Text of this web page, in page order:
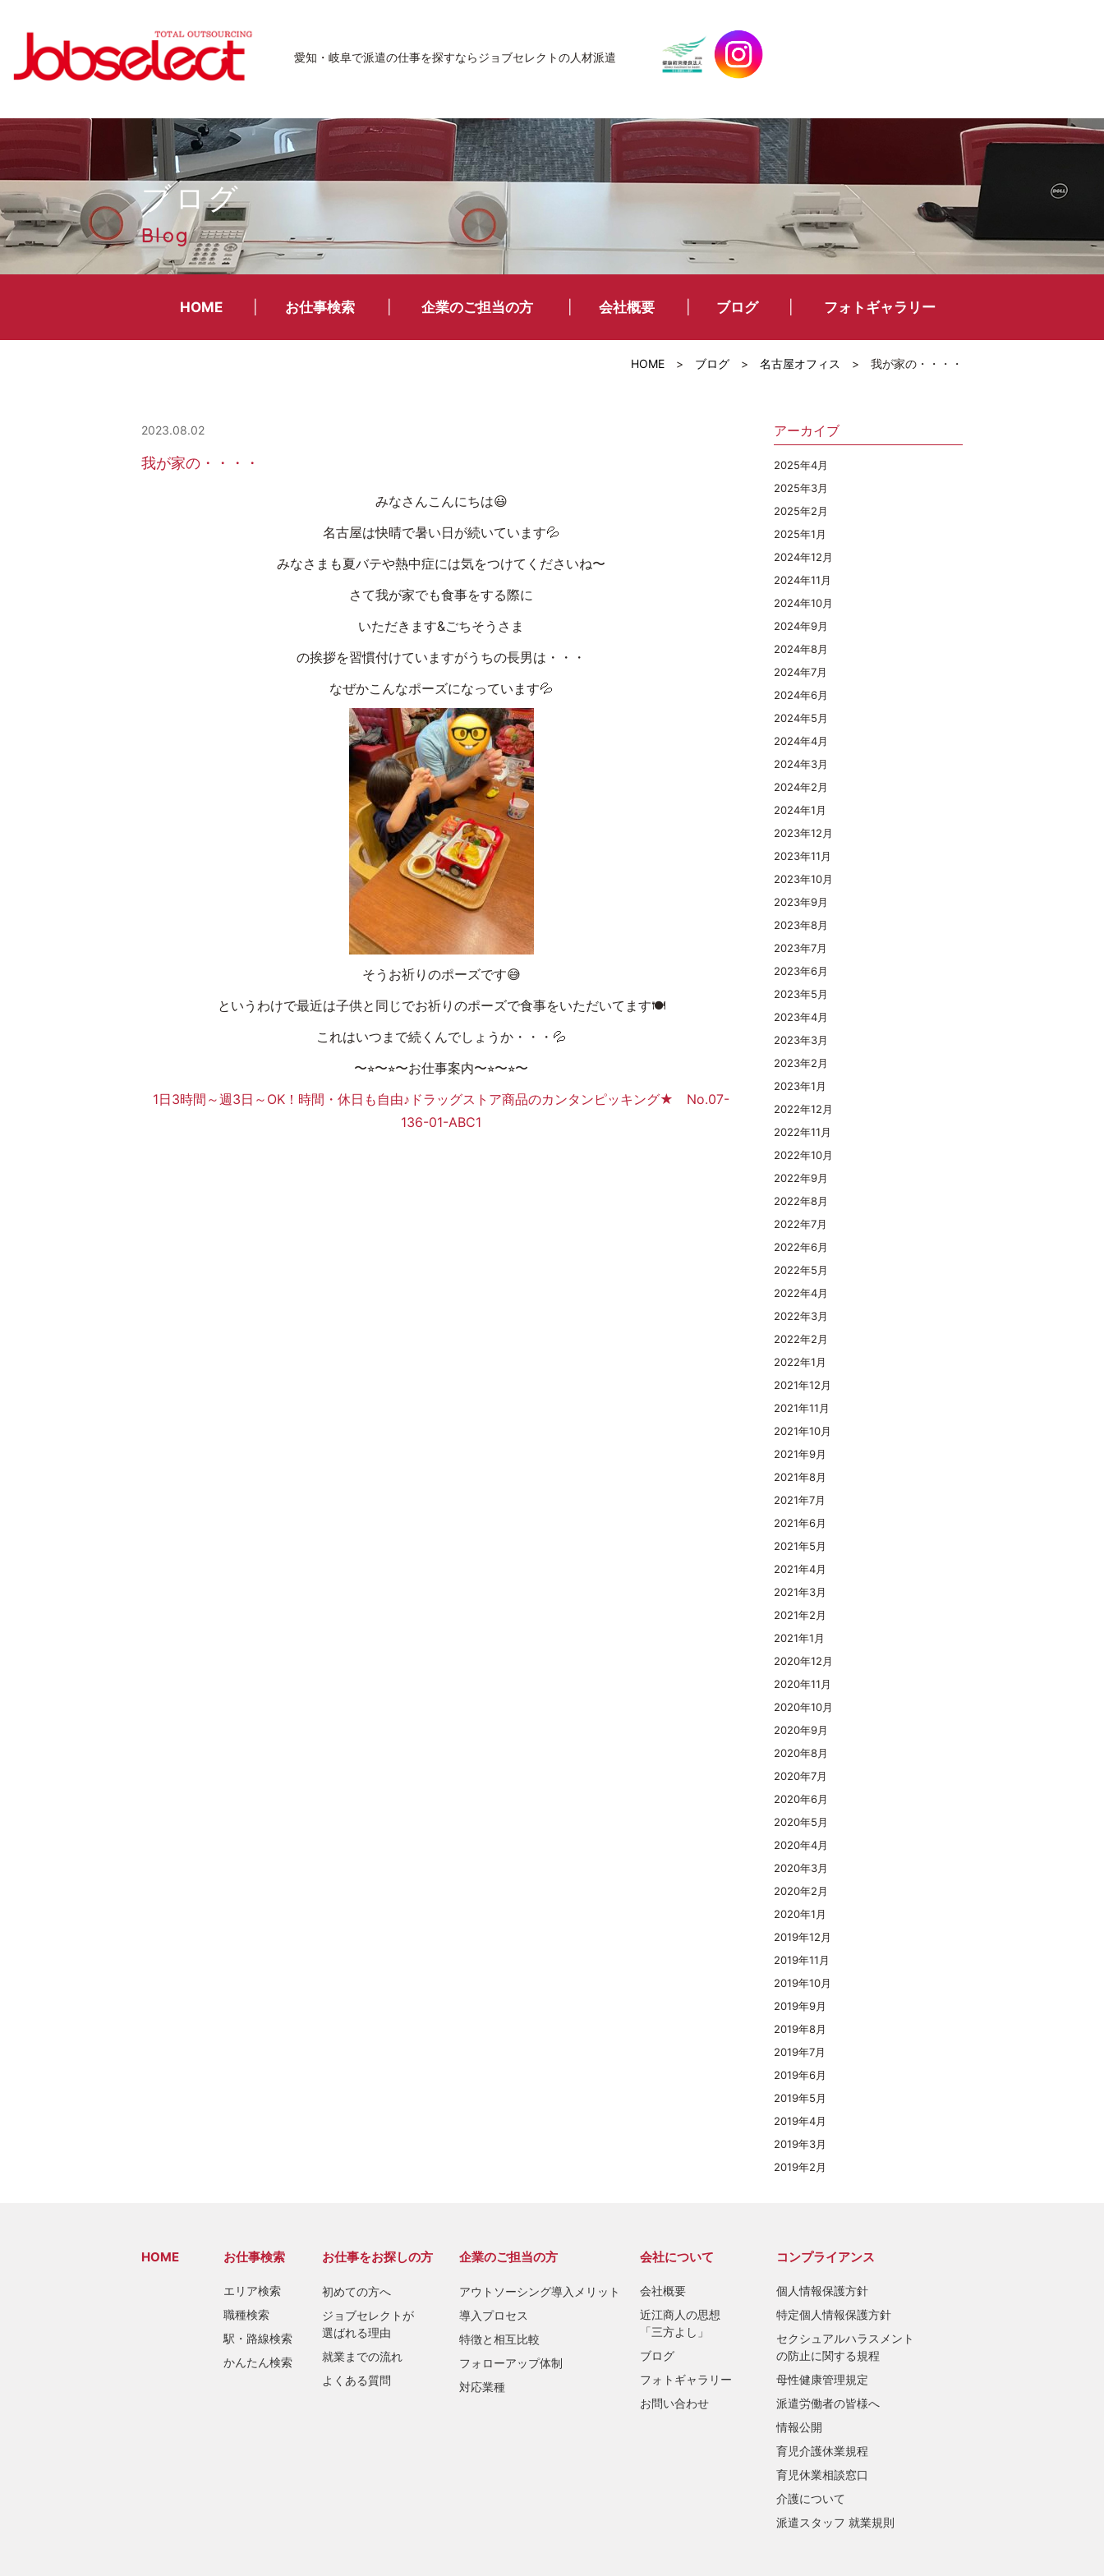
愛知・岐阜で派遣の仕事を探すならジョブセレクトの人材派遣
ブログ
Blog
HOME お仕事検索 企業のご担当の方 会社概要 ブログ フォトギャラリー
HOME > ブログ > 名古屋オフィス > 我が家の・・・・
2023.08.02
我が家の・・・・
みなさんこんにちは😃
名古屋は快晴で暑い日が続いています💦
みなさまも夏バテや熱中症には気をつけてくださいね〜
さて我が家でも食事をする際に
いただきます&ごちそうさま
の挨拶を習慣付けていますがうちの長男は・・・
なぜかこんなポーズになっています💦
そうお祈りのポーズです😅
というわけで最近は子供と同じでお祈りのポーズで食事をいただいてます🍽
これはいつまで続くんでしょうか・・・💦
〜⭐︎〜⭐︎〜お仕事案内〜⭐︎〜⭐︎〜
1日3時間～週3日～OK！時間・休日も自由♪ドラッグストア商品のカンタンピッキング★ No.07-
136-01-ABC1
アーカイブ
2025年4月
2025年3月
2025年2月
2025年1月
2024年12月
2024年11月
2024年10月
2024年9月
2024年8月
2024年7月
2024年6月
2024年5月
2024年4月
2024年3月
2024年2月
2024年1月
2023年12月
2023年11月
2023年10月
2023年9月
2023年8月
2023年7月
2023年6月
2023年5月
2023年4月
2023年3月
2023年2月
2023年1月
2022年12月
2022年11月
2022年10月
2022年9月
2022年8月
2022年7月
2022年6月
2022年5月
2022年4月
2022年3月
2022年2月
2022年1月
2021年12月
2021年11月
2021年10月
2021年9月
2021年8月
2021年7月
2021年6月
2021年5月
2021年4月
2021年3月
2021年2月
2021年1月
2020年12月
2020年11月
2020年10月
2020年9月
2020年8月
2020年7月
2020年6月
2020年5月
2020年4月
2020年3月
2020年2月
2020年1月
2019年12月
2019年11月
2019年10月
2019年9月
2019年8月
2019年7月
2019年6月
2019年5月
2019年4月
2019年3月
2019年2月
HOME お仕事検索
エリア検索
職種検索
駅・路線検索
かんたん検索
お仕事をお探しの方
初めての方へ
ジョブセレクトが
選ばれる理由
就業までの流れ
よくある質問
企業のご担当の方
アウトソーシング導入メリット
導入プロセス
特徴と相互比較
フォローアップ体制
対応業種
会社について
会社概要
近江商人の思想
「三方よし」
ブログ
フォトギャラリー
お問い合わせ
コンプライアンス
個人情報保護方針
特定個人情報保護方針
セクシュアルハラスメント
の防止に関する規程
母性健康管理規定
派遣労働者の皆様へ
情報公開
育児介護休業規程
育児休業相談窓口
介護について
派遣スタッフ 就業規則